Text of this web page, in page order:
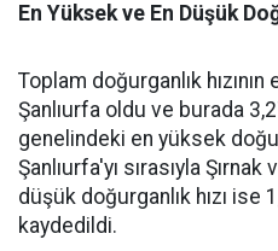
En Yüksek ve En Düşük
Toplam doğurganlık
Şanlıurfa oldu ve burada
genelindeki en yüksek
Şanlıurfa'yı sırasıyla
düşük doğurganlık hızı ise
kaydedildi.